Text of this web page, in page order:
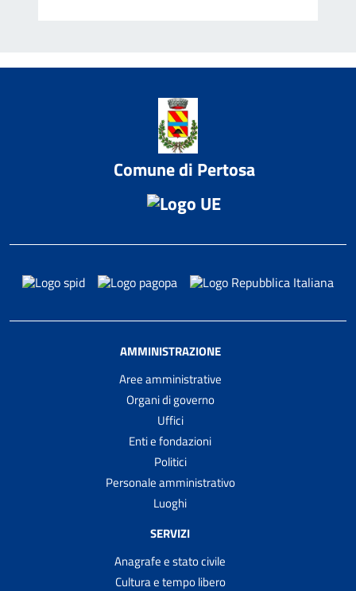
Comune di Pertosa
AMMINISTRAZIONE
Aree amministrative
Organi di governo
Uffici
Enti e fondazioni
Politici
Personale amministrativo
Luoghi
SERVIZI
Anagrafe e stato civile
Cultura e tempo libero